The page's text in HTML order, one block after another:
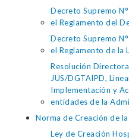
Decreto Supremo
el Reglamento del
Decreto Supremo
el Reglamento de la
Resolución
JUS/DGTAIPD,
Implementación y
entidades de la
Norma de Creación de
Ley de Creación